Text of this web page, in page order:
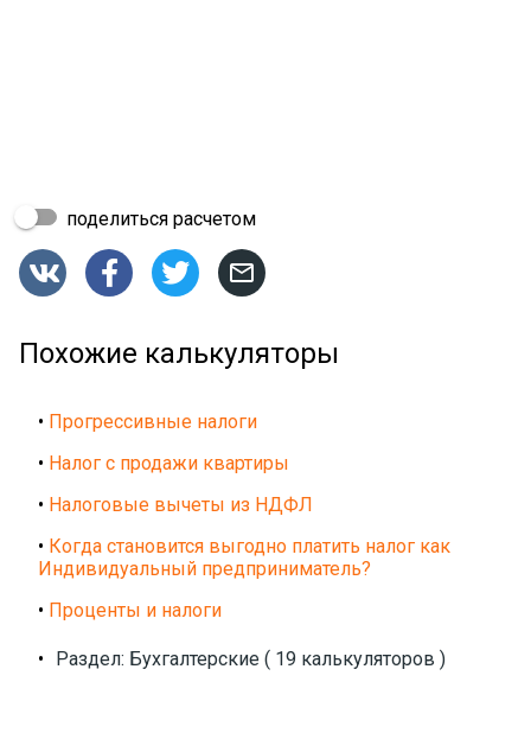
поделиться расчетом
   
Похожие калькуляторы
• Прогрессивные налоги
• Налог с продажи квартиры
• Налоговые вычеты из НДФЛ
• Когда становится выгодно платить налог как
Индивидуальный предприниматель?
• Проценты и налоги
• Раздел: Бухгалтерские ( 19 калькуляторов )